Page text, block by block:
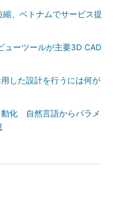
、ベトナムでサービス提
ューツールが主要3D CAD
した設計を行うには何が
動化 自然言語からパラメ